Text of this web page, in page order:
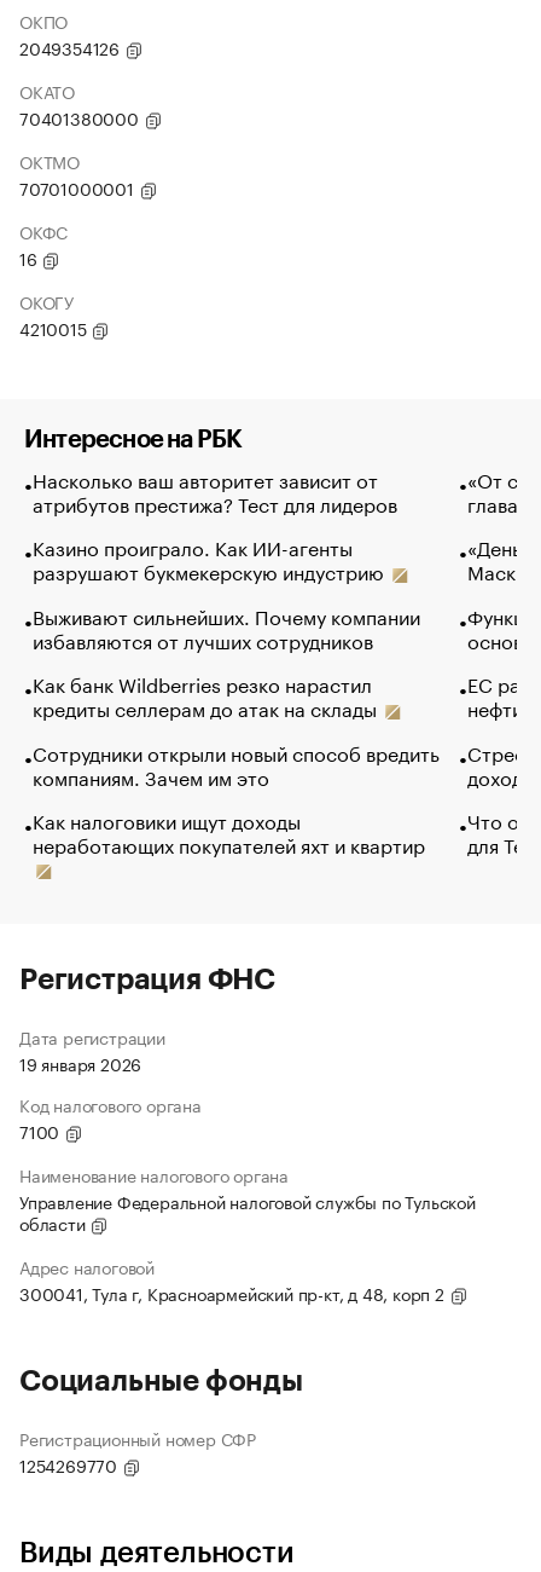
ОКПО
2049354126
ОКАТО
70401380000
ОКТМО
70701000001
ОКФС
16
ОКОГУ
4210015
Интересное на РБК
Насколько ваш авторитет зависит от
атрибутов престижа? Тест для лидеров
Казино проиграло. Как ИИ-агенты
разрушают букмекерскую индустрию
Выживают сильнейших. Почему компании
избавляются от лучших сотрудников
Как банк Wildberries резко нарастил
кредиты селлерам до атак на склады
Сотрудники открыли новый способ вредить
компаниям. Зачем им это
Как налоговики ищут доходы
неработающих покупателей яхт и квартир
«От
глава
Маск в
основ
ЕС
нефти
Что
для
Регистрация ФНС
Дата регистрации
19 января 2026
Код налогового органа
7100
Наименование налогового органа
Управление Федеральной налоговой службы по Тульской
области
Адрес налоговой
300041, Тула г, Красноармейский пр-кт, д 48, корп 2
Социальные фонды
Регистрационный номер СФР
1254269770
Виды деятельности